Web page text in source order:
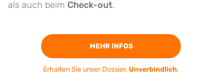
als auch beim Check-out.
MEHR INFOS
Erhalten Sie unser Dossier. Unverbindlich.